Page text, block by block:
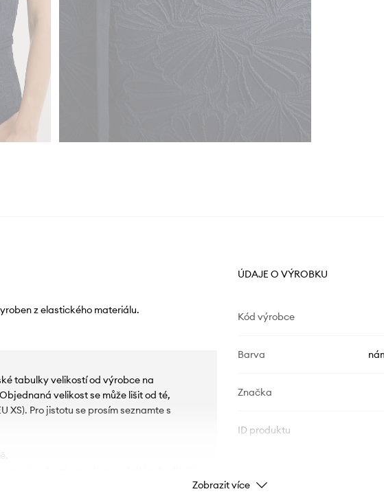
z elastického materiálu.
tabulky velikostí od výrobce na
velikost se může lišit od té,
XS). Pro jistotu se prosím seznamte s
ÚDAJE O VÝROBKU
Kód výrobce
Barva
Značka
ID produktu
Zobrazit více